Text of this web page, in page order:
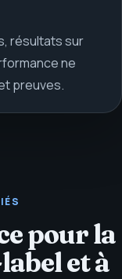
résultats sur
ne
preuves.
pour la
et à